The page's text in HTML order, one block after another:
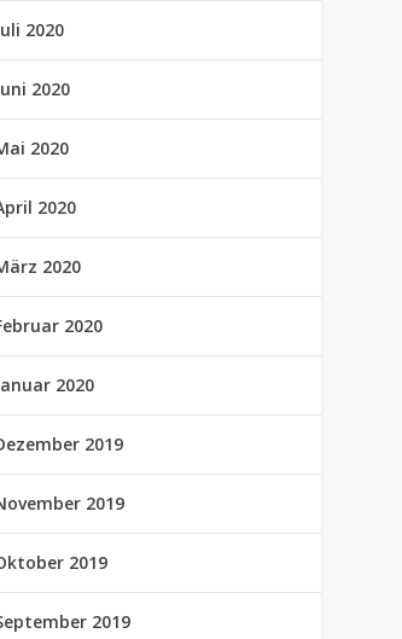
2020
2020
2020
2020
2020
2020
2020
2019
2019
2019
2019